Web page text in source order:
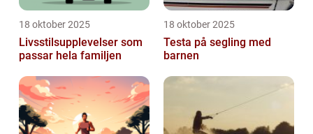
18 oktober 2025
Livsstilsupplevelser som
passar hela familjen
18 oktober 2025
Testa på segling med
barnen